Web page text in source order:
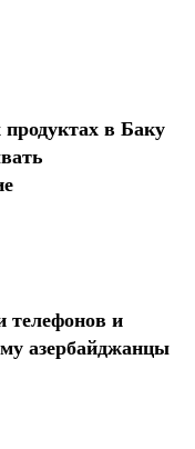
в Баку
телефонов и
азербайджанцы